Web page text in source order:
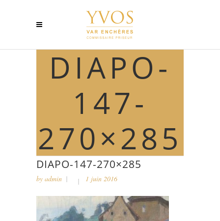
DIAPO-
147-
270×285
DIAPO-147-270×285
by admin 1 juin 2016